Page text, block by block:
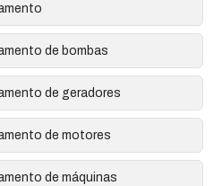
de bombas
de geradores
de motores
de máquinas